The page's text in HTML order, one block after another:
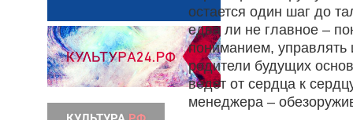
остается один шаг до
едва ли не главное –
пониманием,
родители будущих
ведет от сердца к
менеджера –